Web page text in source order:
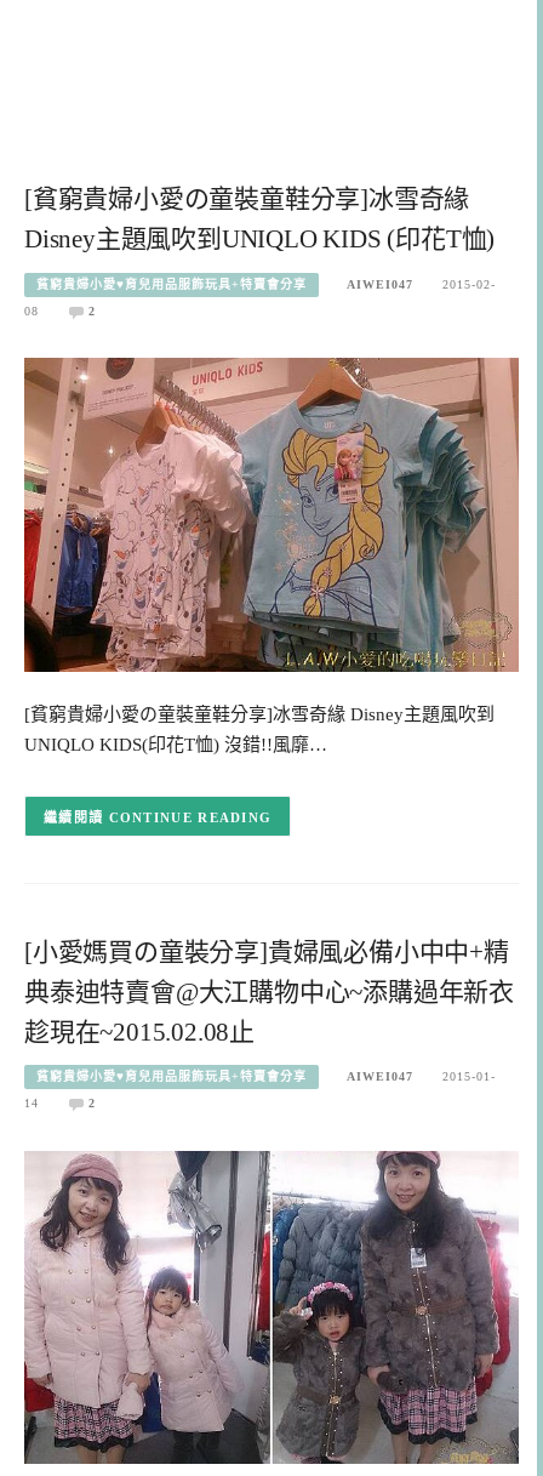
[貧窮貴婦小愛の童裝童鞋分享]冰雪奇緣
Disney主題風吹到UNIQLO KIDS (印花T恤)
貧窮貴婦小愛♥育兒用品服飾玩具+特賣會分享 AIWEI047
2015-02-
08
2
[貧窮貴婦小愛の童裝童鞋分享]冰雪奇緣 Disney主題風吹到
UNIQLO KIDS(印花T恤) 沒錯!!風靡…
CONTINUE READING
[小愛媽買の童裝分享]貴婦風必備小中中+精
典泰迪特賣會@大江購物中心~添購過年新衣
趁現在~2015.02.08止
貧窮貴婦小愛♥育兒用品服飾玩具+特賣會分享 AIWEI047
2015-01-
14
2